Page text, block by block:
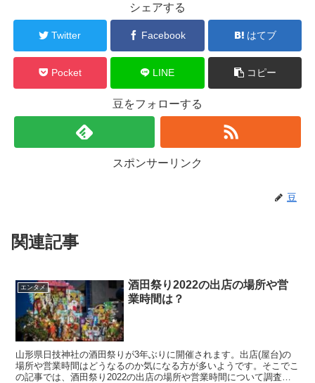
シェアする
Twitter Facebook はてブ
Pocket LINE コピー
豆をフォローする
スポンサーリンク
豆
関連記事
エンタメ
酒田祭り2022の出店の場所や営
業時間は？
山形県日技神社の酒田祭りが3年ぶりに開催されます。出店(屋台)の
場所や営業時間はどうなるのか気になる方が多いようです。そこでこ
の記事では、酒田祭り2022の出店の場所や営業時間について調査し